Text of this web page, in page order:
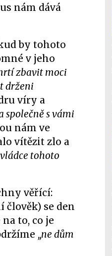
nám dává
by tohoto
v jeho
zbavit moci
drženi
víry a
společně s vámi
nám ve
vítězit zlo a
tohoto
věřící:
člověk) se den
na to, co je
„ne dům